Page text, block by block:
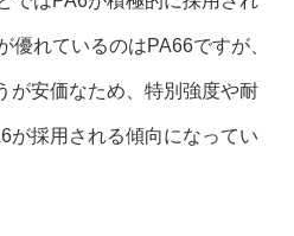
優れているのはPA66ですが、
が安価なため、特別強度や耐
が採用される傾向になってい